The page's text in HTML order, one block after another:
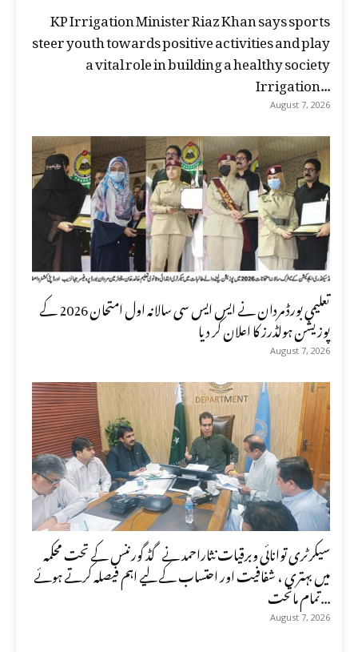
KP Irrigation Minister Riaz Khan says sports
steer youth towards positive activities and play
a vital role in building a healthy society
Irrigation...
August 7, 2026
تعلیمی بورڈ مردان نے ایس ایس سی سالانہ اول امتحان 2026 کے
پوزیشن ہولڈرز کا اعلان کر دیا
August 7, 2026
سیکرٹری توانائی وبرقیات نثاراحمد نے گڈ گورننس کے تحت محکمہ
میں بہتری ، شفافیت اور احتساب کے لیے اہم فیصلہ کرتے ہوئے
تمام ماتحت...
August 7, 2026